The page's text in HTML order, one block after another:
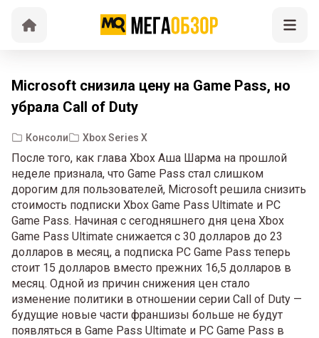
Microsoft снизила цену на Game Pass, но
убрала Call of Duty
Консоли Xbox Series X
После того, как глава Xbox Аша Шарма на прошлой
неделе признала, что Game Pass стал слишком
дорогим для пользователей, Microsoft решила снизить
стоимость подписки Xbox Game Pass Ultimate и PC
Game Pass. Начиная с сегодняшнего дня цена Xbox
Game Pass Ultimate снижается с 30 долларов до 23
долларов в месяц, а подписка PC Game Pass теперь
стоит 15 долларов вместо прежних 16,5 долларов в
месяц. Одной из причин снижения цен стало
изменение политики в отношении серии Call of Duty —
будущие новые части франшизы больше не будут
появляться в Game Pass Ultimate и PC Game Pass в